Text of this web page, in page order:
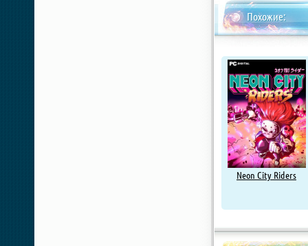
Похожие:
Neon City Riders